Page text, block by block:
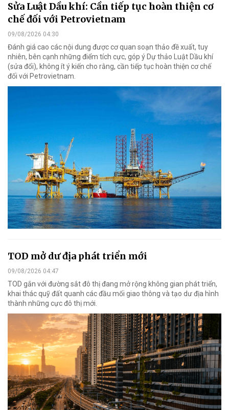
Sửa Luật Dầu khí: Cần tiếp tục hoàn thiện cơ
chế đối với Petrovietnam
09/08/2026 04:30
Đánh giá cao các nội dung được cơ quan soạn thảo đề xuất, tuy
nhiên, bên cạnh những điểm tích cực, góp ý Dự thảo Luật Dầu khí
(sửa đổi), không ít ý kiến cho rằng, cần tiếp tục hoàn thiện cơ chế
đối với Petrovietnam.
TOD mở dư địa phát triển mới
09/08/2026 04:47
TOD gắn với đường sắt đô thị đang mở rộng không gian phát triển,
khai thác quỹ đất quanh các đầu mối giao thông và tạo dư địa hình
thành những cực đô thị mới.